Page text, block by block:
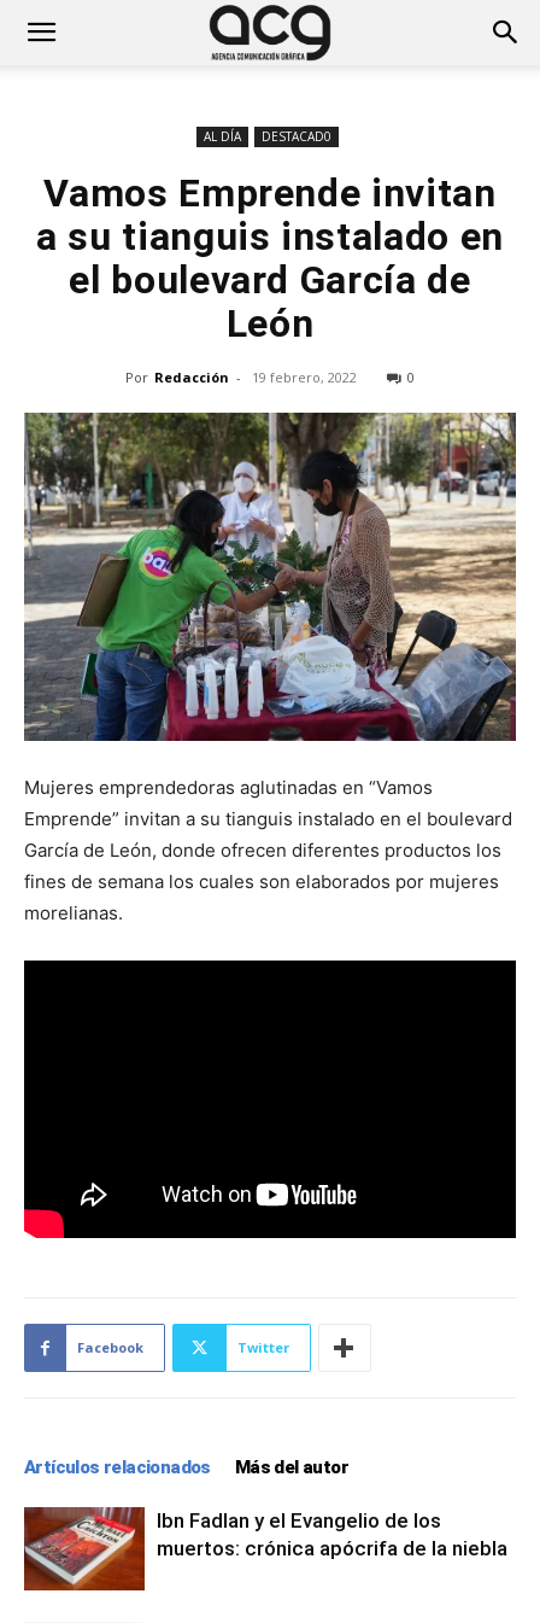
AL DÍA DESTACAD0
Vamos Emprende invitan
a su tianguis instalado en
el boulevard García de
León
Por Redacción - 19 febrero, 2022 0
Mujeres emprendedoras aglutinadas en “Vamos
Emprende” invitan a su tianguis instalado en el boulevard
García de León, donde ofrecen diferentes productos los
fines de semana los cuales son elaborados por mujeres
morelianas.
Facebook Twitter
Artículos relacionados Más del autor
Ibn Fadlan y el Evangelio de los
muertos: crónica apócrifa de la niebla